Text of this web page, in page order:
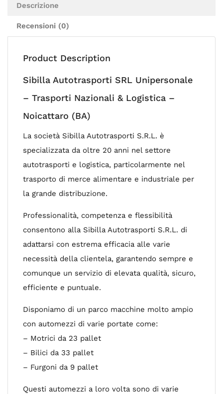
Descrizione
Recensioni (0)
Product Description
Sibilla Autotrasporti SRL Unipersonale
– Trasporti Nazionali & Logistica –
Noicattaro (BA)
La società Sibilla Autotrasporti S.R.L. è
specializzata da oltre 20 anni nel settore
autotrasporti e logistica, particolarmente nel
trasporto di merce alimentare e industriale per
la grande distribuzione.
Professionalità, competenza e flessibilità
consentono alla Sibilla Autotrasporti S.R.L. di
adattarsi con estrema efficacia alle varie
necessità della clientela, garantendo sempre e
comunque un servizio di elevata qualità, sicuro,
efficiente e puntuale.
Disponiamo di un parco macchine molto ampio
con automezzi di varie portate come:
– Motrici da 23 pallet
– Bilici da 33 pallet
– Furgoni da 9 pallet
Questi automezzi a loro volta sono di varie